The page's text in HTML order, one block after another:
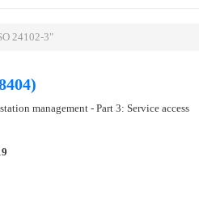
24102-3"
management - Part 3: Service access